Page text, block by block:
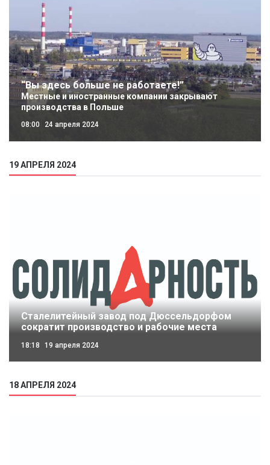
“Вы здесь больше не работаете!”
Местные и иностранные компании закрывают
производства в Польше
08:00 24 апреля 2024
19 АПРЕЛЯ 2024
Сталелитейный завод под Дюссельдорфом
сократит производство и рабочие места
18:18 19 апреля 2024
18 АПРЕЛЯ 2024